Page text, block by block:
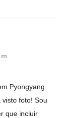
Pyongyang
foto! Sou
que incluir